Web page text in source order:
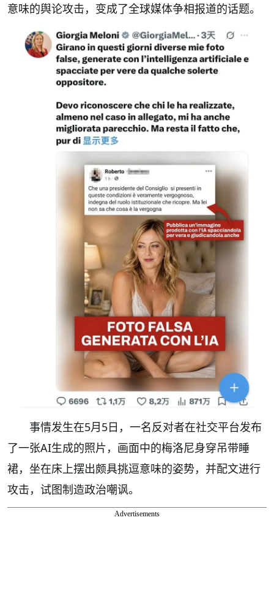
意味的舆论攻击，变成了全球媒体争相报道的话题。
事情发生在5月5日，一名反对者在社交平台发布
了一张AI生成的照片，画面中的梅洛尼身穿吊带睡
裙，坐在床上摆出颇具挑逗意味的姿势，并配文进行
攻击，试图制造政治嘲讽。
Advertisements